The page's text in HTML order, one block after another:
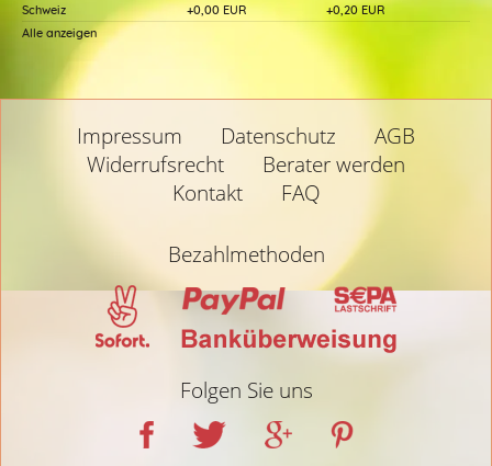
Schweiz
+0,00 EUR
+0,20 EUR
Alle anzeigen
Impressum Datenschutz
AGB
Widerrufsrecht
Berater werden
Kontakt
FAQ
Bezahlmethoden
Folgen Sie uns